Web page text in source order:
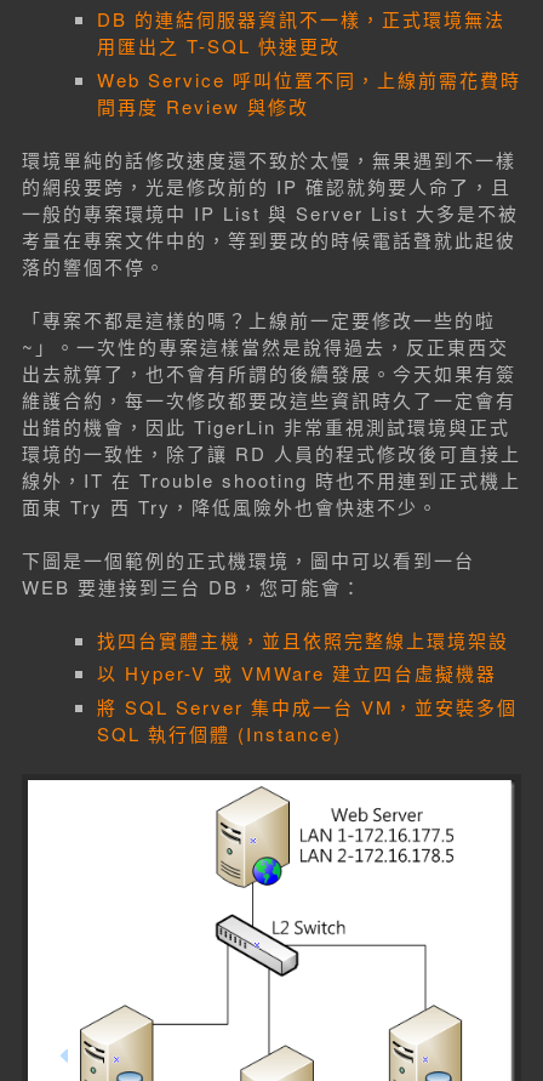
DB 的連結伺服器資訊不一樣，正式環境無法
用匯出之 T-SQL 快速更改
Web Service 呼叫位置不同，上線前需花費時
間再度 Review 與修改
環境單純的話修改速度還不致於太慢，無果遇到不一樣
的網段要跨，光是修改前的 IP 確認就夠要人命了，且
一般的專案環境中 IP List 與 Server List 大多是不被
考量在專案文件中的，等到要改的時候電話聲就此起彼
落的響個不停。
「專案不都是這樣的嗎？上線前一定要修改一些的啦
~」。一次性的專案這樣當然是說得過去，反正東西交
出去就算了，也不會有所謂的後續發展。今天如果有簽
維護合約，每一次修改都要改這些資訊時久了一定會有
出錯的機會，因此 TigerLin 非常重視測試環境與正式
環境的一致性，除了讓 RD 人員的程式修改後可直接上
線外，IT 在 Trouble shooting 時也不用連到正式機上
面東 Try 西 Try，降低風險外也會快速不少。
下圖是一個範例的正式機環境，圖中可以看到一台
WEB 要連接到三台 DB，您可能會：
找四台實體主機，並且依照完整線上環境架設
以 Hyper-V 或 VMWare 建立四台虛擬機器
將 SQL Server 集中成一台 VM，並安裝多個
SQL 執行個體 (Instance)